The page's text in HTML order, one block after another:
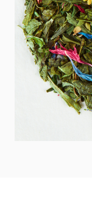
KOKTAIL 1983 NA
MINT TEA LA LA
PIAG TEA